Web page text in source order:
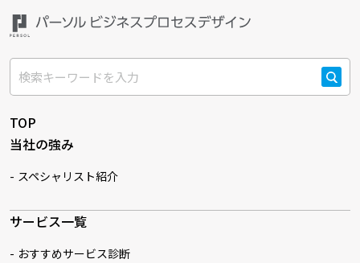
検索
TOP
当社の強み
スペシャリスト紹介
サービス一覧
おすすめサービス診断